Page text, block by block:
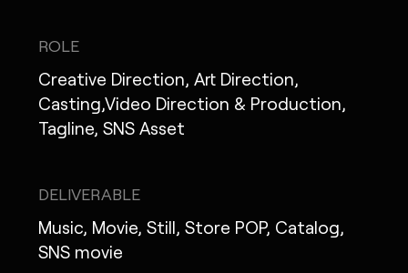
MONOPO LONDON
MONOPO NEW YORK
POWERED.BYTOKYO
ATELIER
ROLE
Creative Direction, Art Direction,
Casting,Video Direction & Production,
Tagline, SNS Asset
DELIVERABLE
Music, Movie, Still, Store POP, Catalog,
SNS movie